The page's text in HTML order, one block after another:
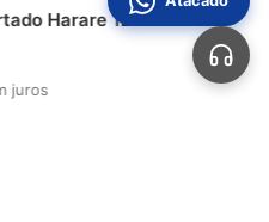
Harare 12
juros